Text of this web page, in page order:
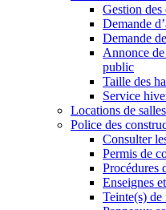
Gestion des
Demande
Demande
Annonce
public
Taille des
Service
Locations de salles
Police des
Consulter
Permis de
Procédures
Enseignes
Teinte(s) de